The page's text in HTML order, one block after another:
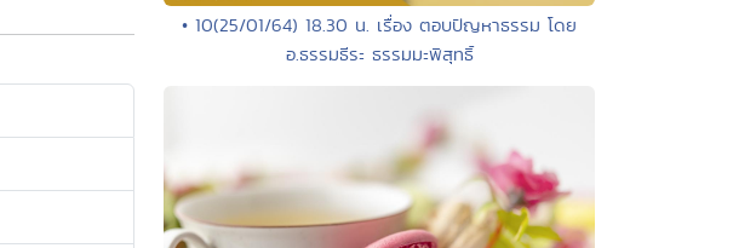
• 10(25/01/64) 18.30 น. เรื่อง ตอบปัญหาธรรม โดย
อ.ธรรมธีระ ธรรมมะพิสุทธิ์